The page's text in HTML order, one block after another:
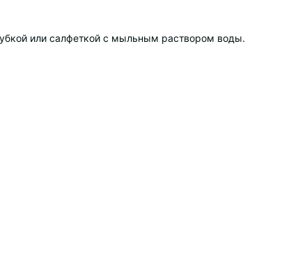
или салфеткой с мыльным раствором воды.